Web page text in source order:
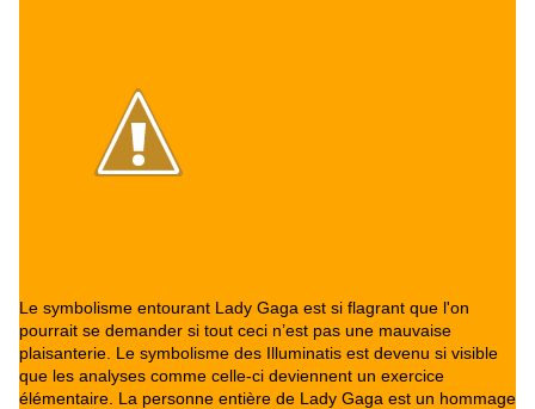
Le symbolisme entourant Lady Gaga est si flagrant que l'on
pourrait se demander si tout ceci n’est pas une mauvaise
plaisanterie. Le symbolisme des Illuminatis est devenu si visible
que les analyses comme celle-ci deviennent un exercice
élémentaire. La personne entière de Lady Gaga est un hommage